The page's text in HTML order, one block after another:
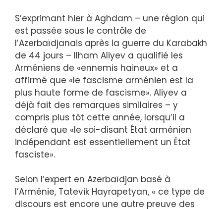
S’exprimant hier à Aghdam – une région qui
est passée sous le contrôle de
l’Azerbaïdjanais après la guerre du Karabakh
de 44 jours – Ilham Aliyev a qualifié les
Arméniens de «ennemis haineux» et a
affirmé que «le fascisme arménien est la
plus haute forme de fascisme». Aliyev a
déjà fait des remarques similaires – y
compris plus tôt cette année, lorsqu’il a
déclaré que «le soi-disant État arménien
indépendant est essentiellement un État
fasciste».
Selon l’expert en Azerbaïdjan basé à
l’Arménie, Tatevik Hayrapetyan, « ce type de
discours est encore une autre preuve des